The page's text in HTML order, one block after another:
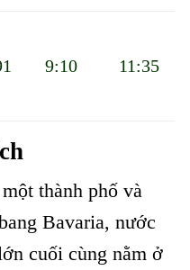
9:10 11:35
thành phố và
Bavaria, nước
cuối cùng nằm ở